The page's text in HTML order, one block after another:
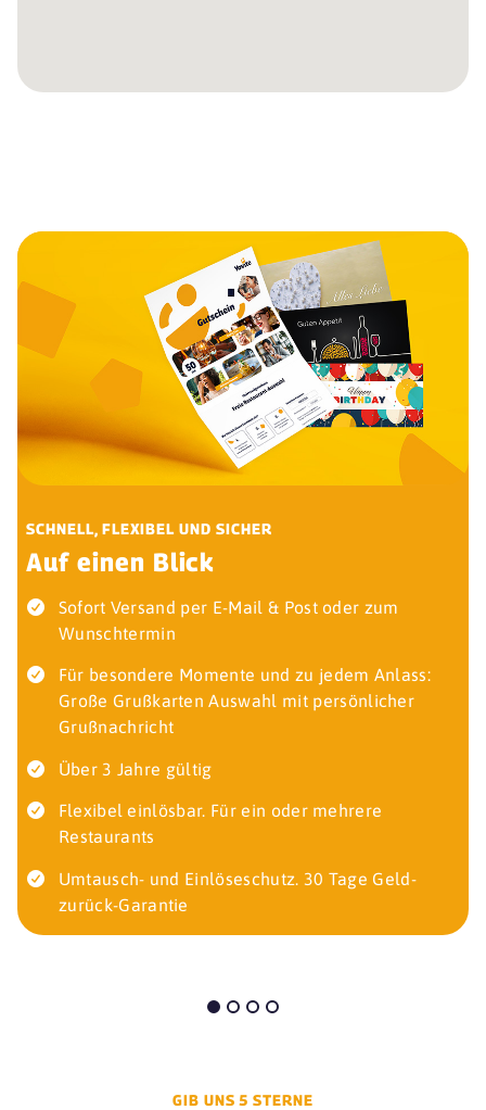
SCHNELL, FLEXIBEL UND SICHER
Auf einen Blick
Sofort Versand per E-Mail & Post oder zum
Wunschtermin
Für besondere Momente und zu jedem Anlass:
Große Grußkarten Auswahl mit persönlicher
Grußnachricht
Über 3 Jahre gültig
Flexibel einlösbar. Für ein oder mehrere
Restaurants
Umtausch- und Einlöseschutz. 30 Tage Geld-
zurück-Garantie
GIB UNS 5 STERNE